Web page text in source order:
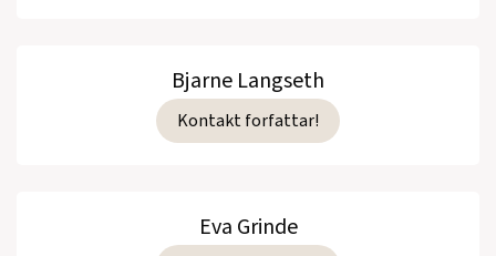
Bjarne Langseth
Kontakt forfattar!
Eva Grinde